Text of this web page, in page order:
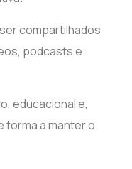
compartilhados
podcasts e
educacional e,
forma a manter o